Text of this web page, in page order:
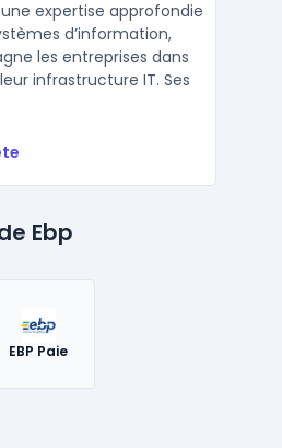
expertise approfondie
d’information,
les entreprises dans
infrastructure IT. Ses
Ebp
EBP Paie